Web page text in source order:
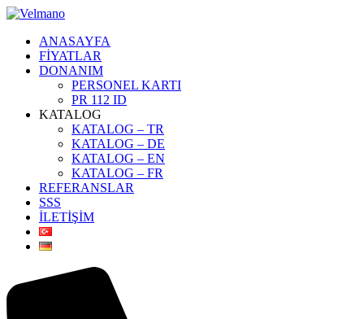
ANASAYFA
FİYATLAR
DONANIM
PERSONEL KARTI
PR 112 ID
KATALOG
KATALOG – TR
KATALOG – DE
KATALOG – EN
KATALOG – FR
REFERANSLAR
SSS
İLETİŞİM